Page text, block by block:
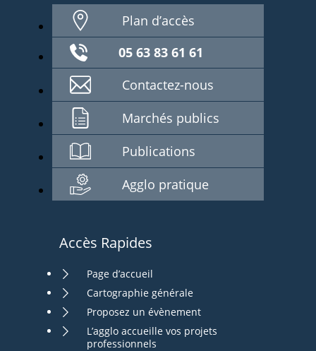
Plan d’accès
05 63 83 61 61
Contactez-nous
Marchés publics
Publications
Agglo pratique
Accès Rapides
Page d’accueil
Cartographie générale
Proposez un évènement
L’agglo accueille vos projets
professionnels